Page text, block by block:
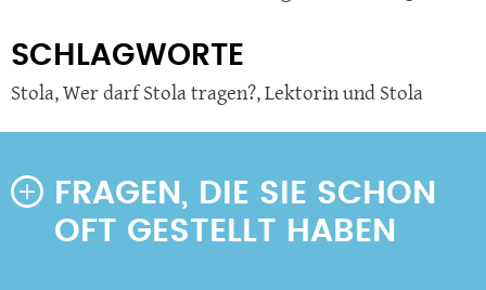
SCHLAGWORTE
Stola,Wer darf Stola tragen?,Lektorin und Stola
FRAGEN, DIE SIE SCHON
OFT GESTELLT HABEN